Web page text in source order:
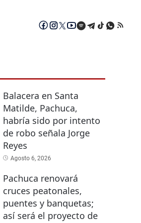
Balacera en Santa
Matilde, Pachuca,
habría sido por intento
de robo señala Jorge
Reyes
Agosto 6, 2026
Pachuca renovará
cruces peatonales,
puentes y banquetas;
así será el proyecto de